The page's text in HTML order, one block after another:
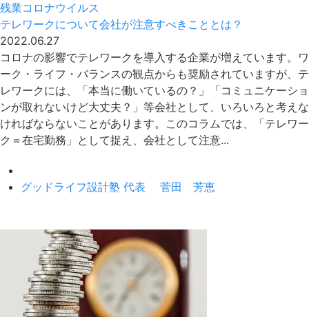
残業コロナウイルス
テレワークについて会社が注意すべきこととは？
2022.06.27
コロナの影響でテレワークを導入する企業が増えています。ワ
ーク・ライフ・バランスの観点からも奨励されていますが、テ
レワークには、「本当に働いているの？」「コミュニケーショ
ンが取れないけど大丈夫？」等会社として、いろいろと考えな
ければならないことがあります。このコラムでは、「テレワー
ク＝在宅勤務」として捉え、会社として注意...
グッドライフ設計塾 代表 菅田 芳恵